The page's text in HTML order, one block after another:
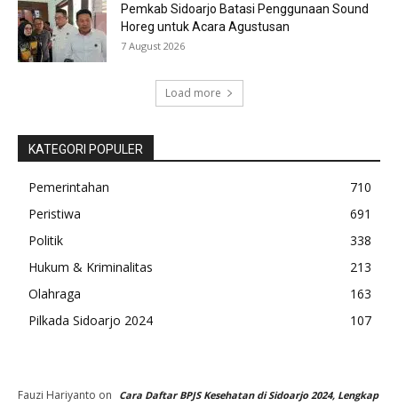
Pemkab Sidoarjo Batasi Penggunaan Sound
Horeg untuk Acara Agustusan
7 August 2026
Load more
KATEGORI POPULER
Pemerintahan
710
Peristiwa
691
Politik
338
Hukum & Kriminalitas
213
Olahraga
163
Pilkada Sidoarjo 2024
107
Fauzi Hariyanto on
Cara Daftar BPJS Kesehatan di Sidoarjo 2024, Lengkap